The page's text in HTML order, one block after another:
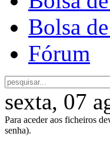
Bolsa
Fórum
sexta, 07
Para aceder aos ficheiros
senha).